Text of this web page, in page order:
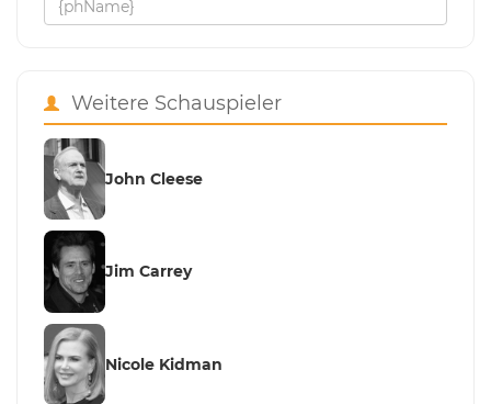
Weitere Schauspieler
John Cleese
Jim Carrey
Nicole Kidman